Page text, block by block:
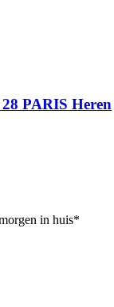
PARIS Heren
in huis*